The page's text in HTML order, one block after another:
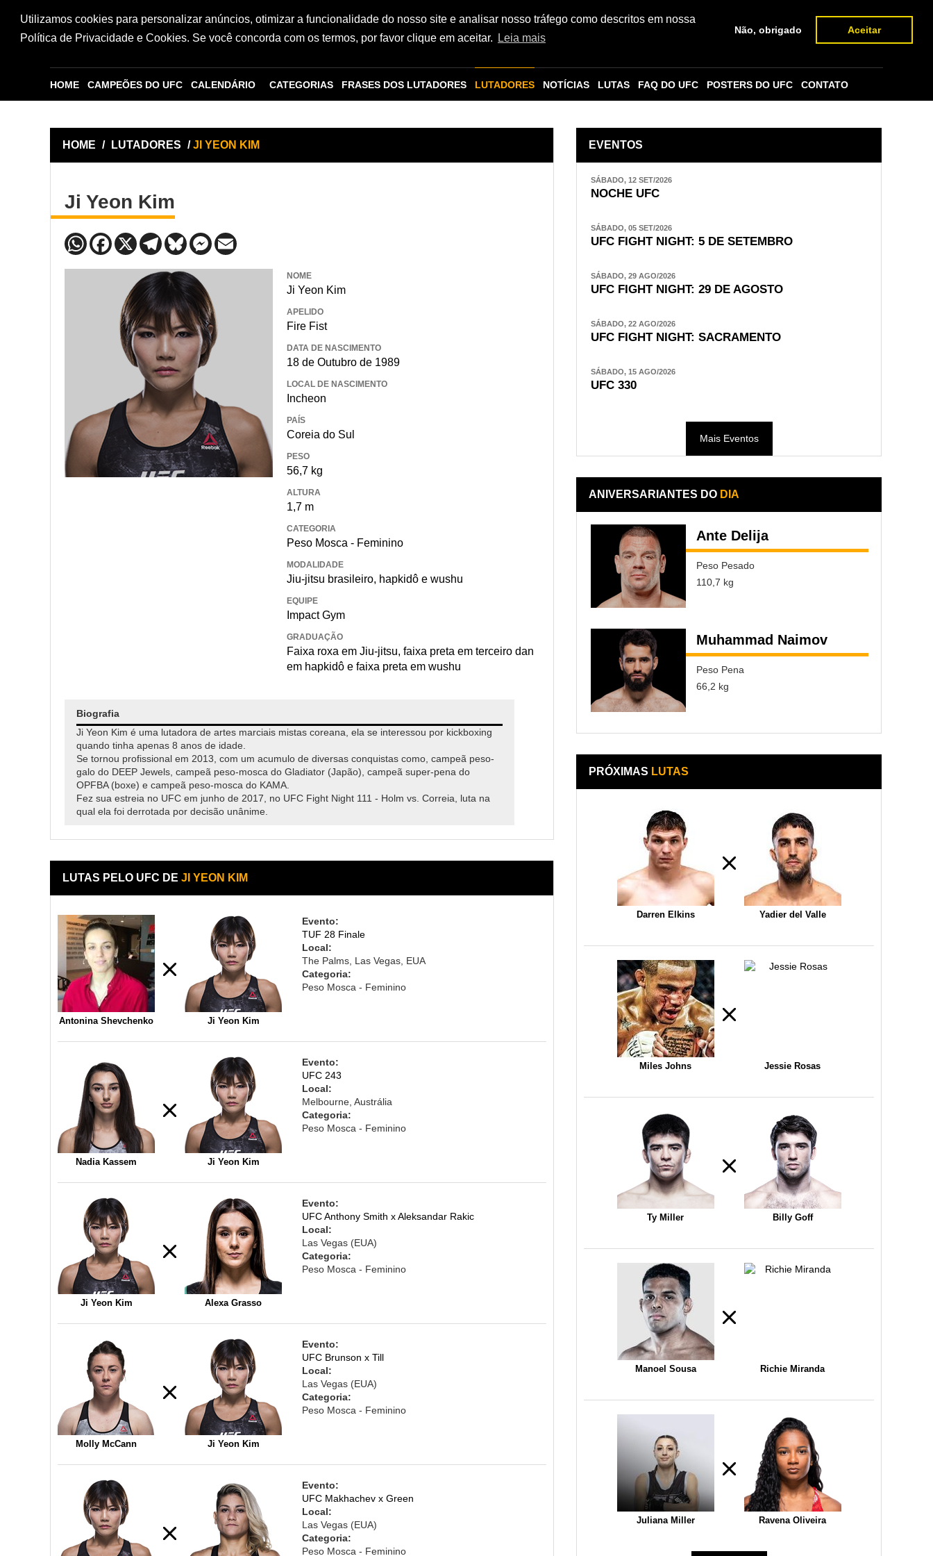
Utilizamos cookies para personalizar anúncios, otimizar a funcionalidade do nosso site e analisar nosso tráfego como descritos em nossa
Política de Privacidade e Cookies. Se você concorda com os termos, por favor clique em aceitar.
Leia mais
Não, obrigado Aceitar
HOME CAMPEÕES DO UFC CALENDÁRIO CATEGORIAS FRASES DOS LUTADORES LUTADORES NOTÍCIAS LUTAS FAQ DO UFC POSTERS DO UFC CONTATO
HOME / LUTADORES /JI YEON KIM
Ji Yeon Kim
NOME
Ji Yeon Kim
APELIDO
Fire Fist
DATA DE NASCIMENTO
18 de Outubro de 1989
LOCAL DE NASCIMENTO
Incheon
PAÍS
Coreia do Sul
PESO
56,7 kg
ALTURA
1,7 m
CATEGORIA
Peso Mosca - Feminino
MODALIDADE
Jiu-jitsu brasileiro, hapkidô e wushu
EQUIPE
Impact Gym
GRADUAÇÃO
Faixa roxa em Jiu-jitsu, faixa preta em terceiro dan
em hapkidô e faixa preta em wushu
Biografia
Ji Yeon Kim é uma lutadora de artes marciais mistas coreana, ela se interessou por kickboxing
quando tinha apenas 8 anos de idade.
Se tornou profissional em 2013, com um acumulo de diversas conquistas como, campeã peso-
galo do DEEP Jewels, campeã peso-mosca do Gladiator (Japão), campeã super-pena do
OPFBA (boxe) e campeã peso-mosca do KAMA.
Fez sua estreia no UFC em junho de 2017, no UFC Fight Night 111 - Holm vs. Correia, luta na
qual ela foi derrotada por decisão unânime.
LUTAS PELO UFC DE JI YEON KIM
Antonina Shevchenko Ji Yeon Kim
Evento:
TUF 28 Finale
Local:
The Palms, Las Vegas, EUA
Categoria:
Peso Mosca - Feminino
Nadia Kassem Ji Yeon Kim
Evento:
UFC 243
Local:
Melbourne, Austrália
Categoria:
Peso Mosca - Feminino
Ji Yeon Kim Alexa Grasso
Evento:
UFC Anthony Smith x Aleksandar Rakic
Local:
Las Vegas (EUA)
Categoria:
Peso Mosca - Feminino
Molly McCann Ji Yeon Kim
Evento:
UFC Brunson x Till
Local:
Las Vegas (EUA)
Categoria:
Peso Mosca - Feminino
Evento:
UFC Makhachev x Green
Local:
Las Vegas (EUA)
Categoria:
Peso Mosca - Feminino
EVENTOS
SÁBADO, 12 SET/2026
NOCHE UFC
SÁBADO, 05 SET/2026
UFC FIGHT NIGHT: 5 DE SETEMBRO
SÁBADO, 29 AGO/2026
UFC FIGHT NIGHT: 29 DE AGOSTO
SÁBADO, 22 AGO/2026
UFC FIGHT NIGHT: SACRAMENTO
SÁBADO, 15 AGO/2026
UFC 330
Mais Eventos
ANIVERSARIANTES DO DIA
Ante Delija
Peso Pesado
110,7 kg
Muhammad Naimov
Peso Pena
66,2 kg
PRÓXIMAS LUTAS
Darren Elkins Yadier del Valle
Miles Johns Jessie Rosas
Ty Miller Billy Goff
Manoel Sousa Richie Miranda
Juliana Miller Ravena Oliveira